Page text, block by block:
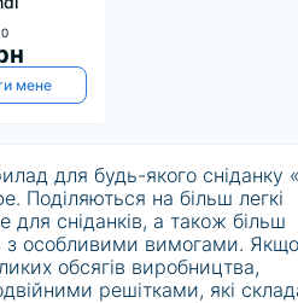
0
мене
для будь-якого сніданку
Поділяються на більш легкі
сніданків, а також більш
з особливими вимогами.
обсягів виробництва,
решітками, які